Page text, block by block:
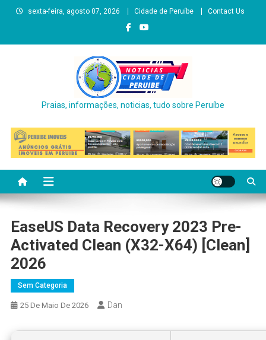
sexta-feira, agosto 07, 2026 Cidade de Peruíbe Contact Us
Praias, informações, noticias, tudo sobre Peruíbe
EaseUS Data Recovery 2023 Pre-
Activated Clean (x32-X64) [Clean]
2026
Sem Categoria
25 De Maio De 2026 Dan